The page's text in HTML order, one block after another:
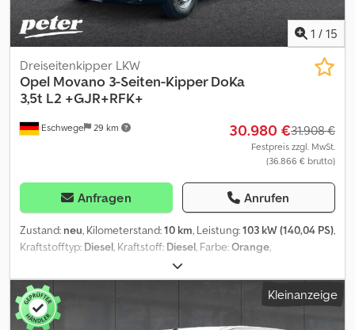
1 / 15
Eschwege 29 km
Dreiseitenkipper LKW
Opel Movano 3-Seiten-Kipper DoKa
3,5t L2 +GJR+RFK+
30.980 €31.908 €
Festpreis zzgl. MwSt.
(36.866 € brutto)
Anfragen Anrufen
Zustand: neu, Kilometerstand:10 km, Leistung:103 kW (140,04 PS),
Kraftstofftyp: Diesel , Kraftstoff: Diesel , Farbe:Orange
, Getriebetyp:
Emissionsklasse:Euro6, Anzahl der Sitzplätze:7, Gesamtlänge:
2.100 mm
ABS, Airbag,
Bordcomputer, Elektronisches Stabilitätsprogramm (ESP),
Kleinanzeige